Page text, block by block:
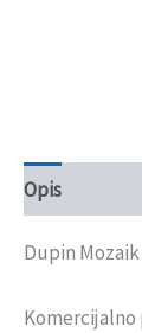
Opis
Dupin Mozaik
Komercijalno